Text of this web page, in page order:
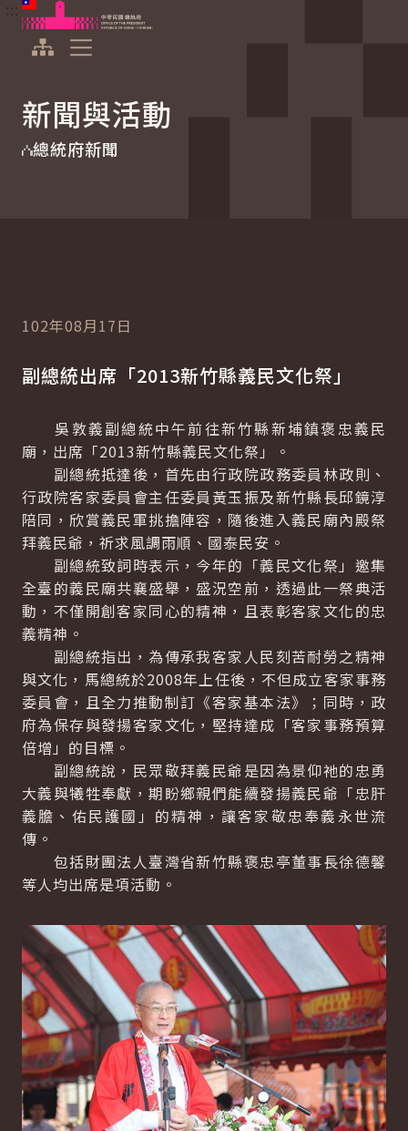
跳到主要內容
中華民國總統府
新聞與活動
總統府新聞
102年08月17日
副總統出席「2013新竹縣義民文化祭」
吳敦義副總統中午前往新竹縣新埔鎮褒忠義民
廟，出席「2013新竹縣義民文化祭」。
副總統抵達後，首先由行政院政務委員林政則、
行政院客家委員會主任委員黃玉振及新竹縣長邱鏡淳
陪同，欣賞義民軍挑擔陣容，隨後進入義民廟內殿祭
拜義民爺，祈求風調雨順、國泰民安。
副總統致詞時表示，今年的「義民文化祭」邀集
全臺的義民廟共襄盛舉，盛況空前，透過此一祭典活
動，不僅開創客家同心的精神，且表彰客家文化的忠
義精神。
副總統指出，為傳承我客家人民刻苦耐勞之精神
與文化，馬總統於2008年上任後，不但成立客家事務
委員會，且全力推動制訂《客家基本法》；同時，政
府為保存與發揚客家文化，堅持達成「客家事務預算
倍增」的目標。
副總統說，民眾敬拜義民爺是因為景仰祂的忠勇
大義與犧牲奉獻，期盼鄉親們能續發揚義民爺「忠肝
義膽、佑民護國」的精神，讓客家敬忠奉義永世流
傳。
包括財團法人臺灣省新竹縣褒忠亭董事長徐德馨
等人均出席是項活動。